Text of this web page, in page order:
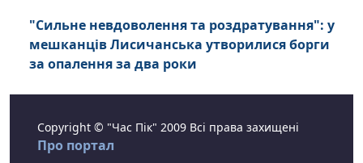
"Сильне невдоволення та роздратування": у
мешканців Лисичанська утворилися борги
за опалення за два роки
Copyright © "Час Пік" 2009 Всі права захищені
Про портал